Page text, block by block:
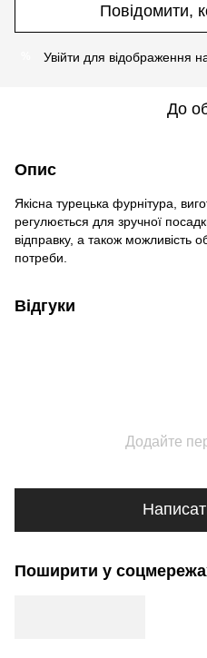
Повідомити,
Увійти для відображення
До
Опис
Якісна турецька фурнітура,
регулюється для зручної
відправку, а також можливість
потреби.
Відгуки
Додайте
Поширити у